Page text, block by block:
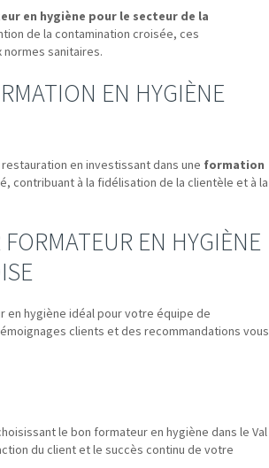
en hygiène pour le secteur de la
de la contamination croisée, ces
sanitaires.
EN HYGIÈNE
en investissant dans une formation
contribuant à la fidélisation de la clientèle et à la
EN HYGIÈNE
en hygiène idéal pour votre équipe de
clients et des recommandations vous
le bon formateur en hygiène dans le Val
du client et le succès continu de votre